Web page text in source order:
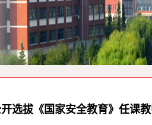
选拔《国家安全教育》任课